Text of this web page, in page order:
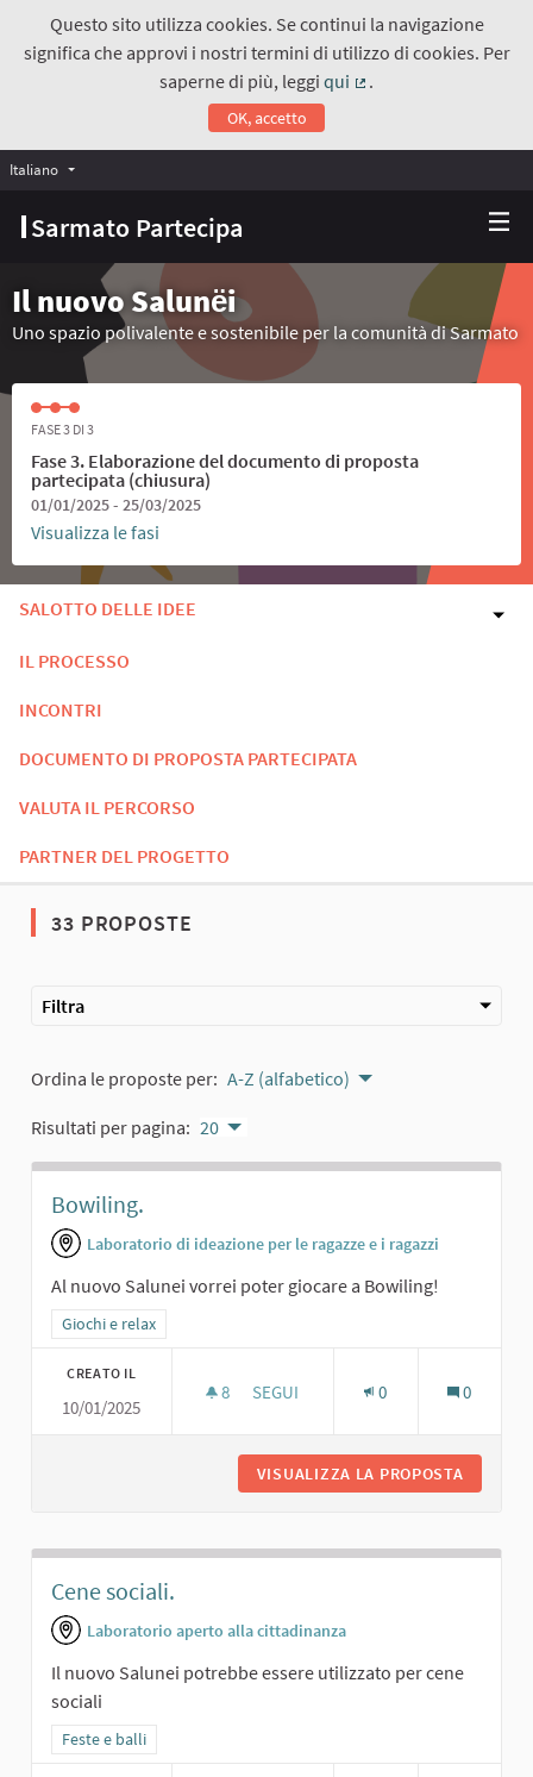
Questo sito utilizza cookies. Se continui la navigazione
significa che approvi i nostri termini di utilizzo di cookies. Per
saperne di più, leggiqui
.
OK, accetto
Sarmato Partecipa
Italiano Choose language
Il nuovo Salunёi
Uno spazio polivalente e sostenibile per la comunità di Sarmato
FASE 3 DI 3
Fase 3. Elaborazione del documento di proposta
partecipata (chiusura)
01/01/2025 - 25/03/2025
Visualizza le fasi
SALOTTO DELLE IDEE
IL PROCESSO
INCONTRI
DOCUMENTO DI PROPOSTA PARTECIPATA
VALUTA IL PERCORSO
PARTNER DEL PROGETTO
33 PROPOSTE
Filtra
Ordina le proposte per: A-Z (alfabetico)
Risultati per pagina: 20
Bowiling.
Laboratorio di ideazione per le ragazze e i ragazzi
Al nuovo Salunei vorrei poter giocare a Bowiling!
Filtra i risultati per categoria: Giochi e relax
Giochi e relax
CREATO IL
10/01/2025
8 8 SOSTENITORI
SEGUI 0 0
VISUALIZZA LA PROPOSTA
Cene sociali.
Laboratorio aperto alla cittadinanza
Il nuovo Salunei potrebbe essere utilizzato per cene
sociali
Filtra i risultati per categoria: Feste e balli
Feste e balli